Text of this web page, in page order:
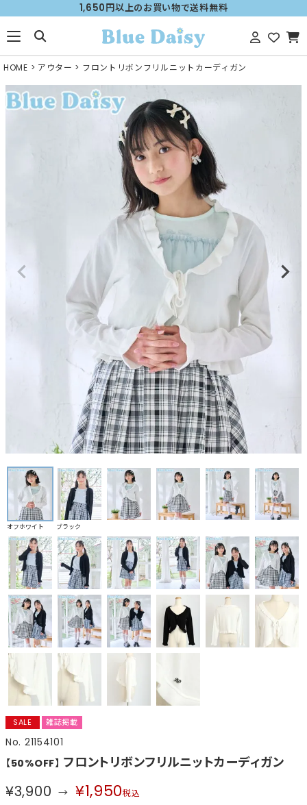
1,650円以上のお買い物で送料無料
HOME アウター フロントリボンフリルニットカーディガン
オフホワイト ブラック
SALE 雑誌掲載
21154101
【50%OFF】 フロントリボンフリルニットカーディガン
¥3,900 ¥1,950税込